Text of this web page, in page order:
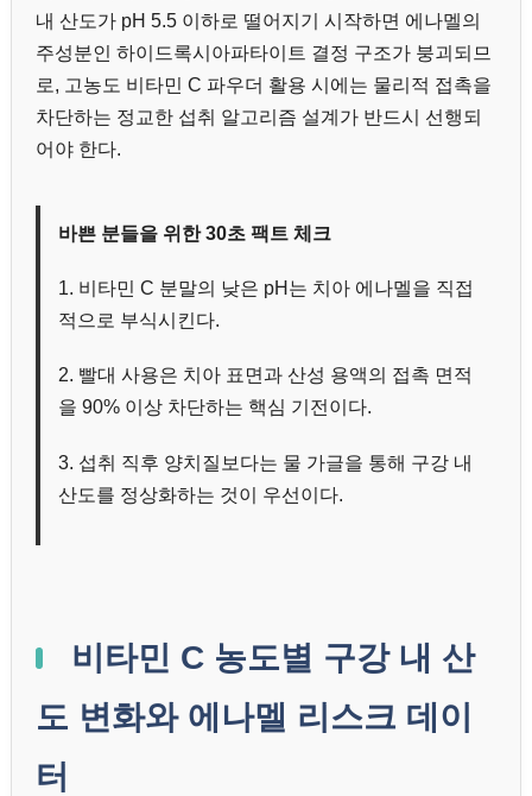
내 산도가 pH 5.5 이하로 떨어지기 시작하면 에나멜의
주성분인 하이드록시아파타이트 결정 구조가 붕괴되므
로, 고농도 비타민 C 파우더 활용 시에는 물리적 접촉을
차단하는 정교한 섭취 알고리즘 설계가 반드시 선행되
어야 한다.
바쁜 분들을 위한 30초 팩트 체크
1. 비타민 C 분말의 낮은 pH는 치아 에나멜을 직접
적으로 부식시킨다.
2. 빨대 사용은 치아 표면과 산성 용액의 접촉 면적
을 90% 이상 차단하는 핵심 기전이다.
3. 섭취 직후 양치질보다는 물 가글을 통해 구강 내
산도를 정상화하는 것이 우선이다.
비타민 C 농도별 구강 내 산
도 변화와 에나멜 리스크 데이
터